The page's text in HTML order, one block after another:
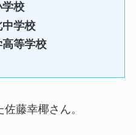
学校
学校
等学校
藤幸椰さん。